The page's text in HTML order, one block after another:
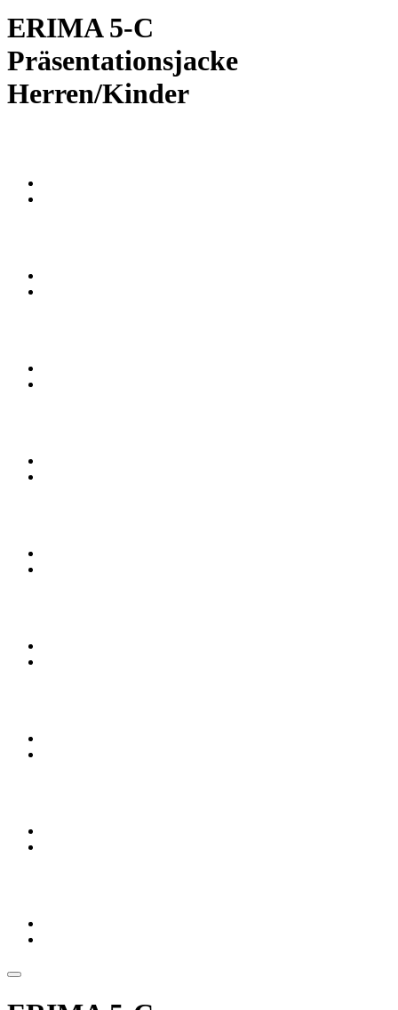
ERIMA 5-C
Präsentationsjacke
Herren/Kinder